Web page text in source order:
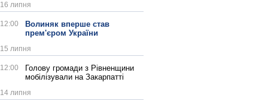
16 липня
12:00
Волиняк вперше став
прем'єром України
15 липня
12:00
Голову громади з Рівненщини
мобілізували на Закарпатті
14 липня